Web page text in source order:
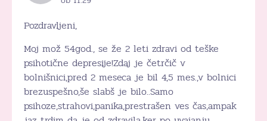
Pozdravljeni,
Moj mož 54god., se že 2 leti zdravi od teške
psihotične depresije!Zdaj je četrčič v
bolnišnici,pred 2 meseca je bil 4,5 mes.,v bolnici
brezuspešno,še slabš je bilo..Samo
psihoze,strahovi,panika,prestrašen ves čas,ampak